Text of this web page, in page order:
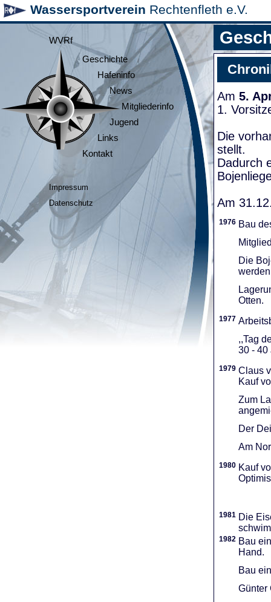
Wassersportverein Rechtenfleth e.V.
WVRf
Geschichte
Hafeninfo
News
Mitgliederinfo
Jugend
Links
Kontakt
Impressum
Datenschutz
Am 5.
1.
Die
stellt.
Dadurch
Am
1976 Bau
Die
Otten.
1977
,,Tag
30 - 40
1979 Claus
Kauf
Zum
Der
Am
1980 Kauf
1981 Die
1982 Bau
Hand.
Bau
Günter